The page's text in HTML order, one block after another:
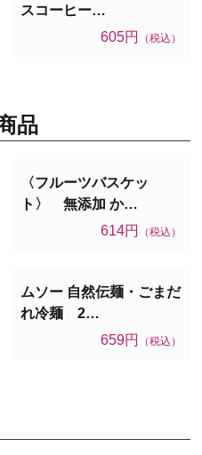
スコーヒー…
605円
（税込）
品
〈フルーツバスケッ
ト〉 無添加 か…
614円
（税込）
ムソー 自然伝麺・ごまだ
れ冷麺 2…
659円
（税込）